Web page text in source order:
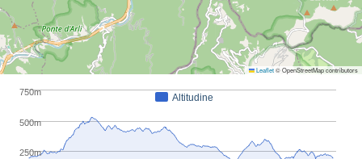
Leaflet© OpenStreetMap contributors
Altitudine
250m
500m
750m